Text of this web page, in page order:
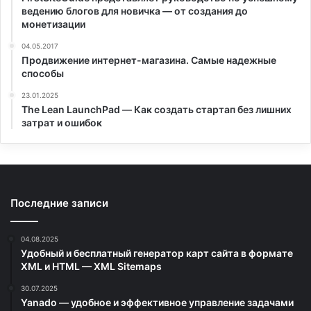
ведению блогов для новичка — от создания до
монетизации
04.05.2017
Продвижение интернет-магазина. Самые надежные
способы
23.01.2025
The Lean LaunchPad — Как создать стартап без лишних
затрат и ошибок
Последние записи
04.08.2025
Удобный и бесплатный генератор карт сайта в формате
XML и HTML — XML Sitemaps
30.07.2025
Yanado — удобное и эффективное управление задачами